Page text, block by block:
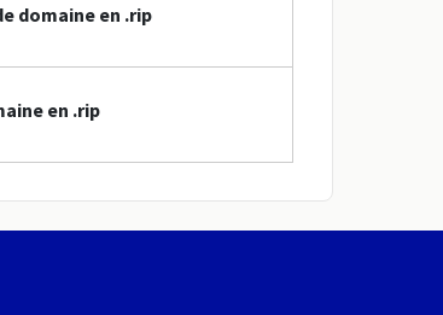
domaine en .rip
en .rip